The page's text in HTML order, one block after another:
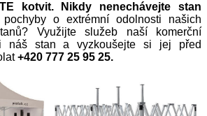
kotvit. Nikdy nenechávejte stan
o extrémní odolnosti našich
Využijte služeb naší komerční
náš stan a vyzkoušejte si jej před
+420 777 25 95 25.